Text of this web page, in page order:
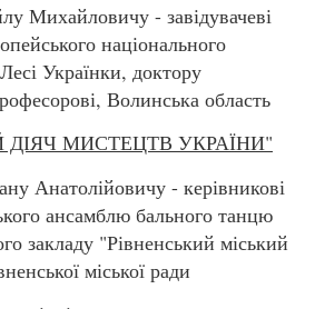
- завідувачеві
національного
Українки, доктору
Волинська область
МИСТЕЦТВ УКРАЇНИ"
- керівникові
ансамблю бального танцю
закладу "Рівненський міський
міської ради